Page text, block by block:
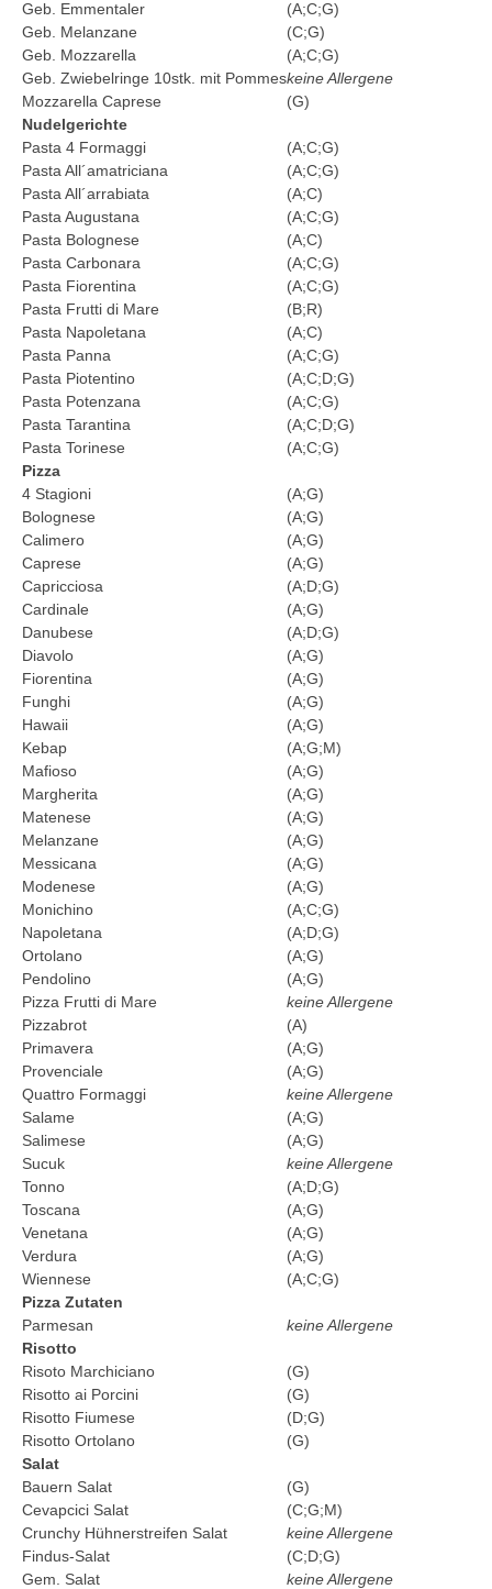
Geb. Emmentaler
(A;C;G)
Geb. Melanzane
(C;G)
Geb. Mozzarella
(A;C;G)
Geb. Zwiebelringe 10stk. mit Pommeskeine Allergene
Mozzarella Caprese
(G)
Nudelgerichte
Pasta 4 Formaggi
(A;C;G)
Pasta All´amatriciana
(A;C;G)
Pasta All´arrabiata
(A;C)
Pasta Augustana
(A;C;G)
Pasta Bolognese
(A;C)
Pasta Carbonara
(A;C;G)
Pasta Fiorentina
(A;C;G)
Pasta Frutti di Mare
(B;R)
Pasta Napoletana
(A;C)
Pasta Panna
(A;C;G)
Pasta Piotentino
(A;C;D;G)
Pasta Potenzana
(A;C;G)
Pasta Tarantina
(A;C;D;G)
Pasta Torinese
(A;C;G)
Pizza
4 Stagioni
(A;G)
Bolognese
(A;G)
Calimero
(A;G)
Caprese
(A;G)
Capricciosa
(A;D;G)
Cardinale
(A;G)
Danubese
(A;D;G)
Diavolo
(A;G)
Fiorentina
(A;G)
Funghi
(A;G)
Hawaii
(A;G)
Kebap
(A;G;M)
Mafioso
(A;G)
Margherita
(A;G)
Matenese
(A;G)
Melanzane
(A;G)
Messicana
(A;G)
Modenese
(A;G)
Monichino
(A;C;G)
Napoletana
(A;D;G)
Ortolano
(A;G)
Pendolino
(A;G)
Pizza Frutti di Mare
keine Allergene
Pizzabrot
(A)
Primavera
(A;G)
Provenciale
(A;G)
Quattro Formaggi
keine Allergene
Salame
(A;G)
Salimese
(A;G)
Sucuk
keine Allergene
Tonno
(A;D;G)
Toscana
(A;G)
Venetana
(A;G)
Verdura
(A;G)
Wiennese
(A;C;G)
Pizza Zutaten
Parmesan
keine Allergene
Risotto
Risoto Marchiciano
(G)
Risotto ai Porcini
(G)
Risotto Fiumese
(D;G)
Risotto Ortolano
(G)
Salat
Bauern Salat
(G)
Cevapcici Salat
(C;G;M)
Crunchy Hühnerstreifen Salat
keine Allergene
Findus-Salat
(C;D;G)
Gem. Salat
keine Allergene